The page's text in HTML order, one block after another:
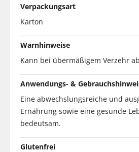
Verpackungsart
Karton
Warnhinweise
Kann bei übermäßigem Verzehr
Anwendungs- &
Eine abwechslungsreiche und
Ernährung sowie eine gesunde
bedeutsam.
Glutenfrei